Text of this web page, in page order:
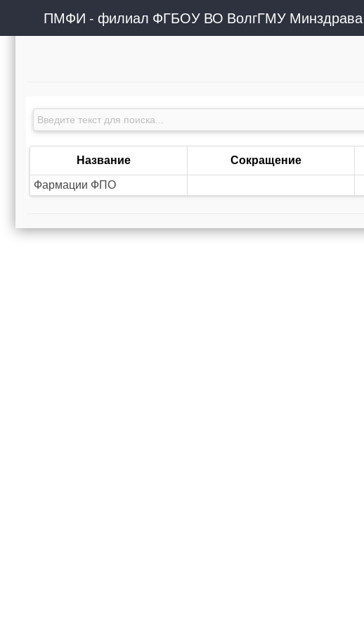
ПМФИ - филиал ФГБОУ ВО ВолгГМУ Минздрава
Название Сокращение
Фармации ФПО